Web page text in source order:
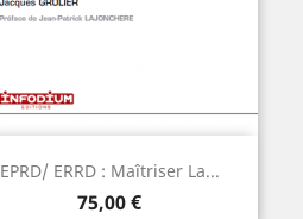
EPRD/ ERRD : Maîtriser La...
Prix
75,00 €
Aperçu
AJOUTER